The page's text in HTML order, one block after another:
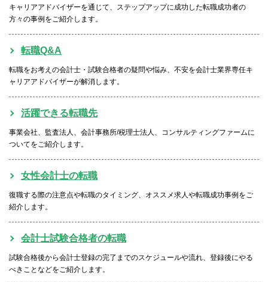
キャリアアドバイザーを通じて、ステップアップに成功した転職成功者の
方々の事例をご紹介します。
転職Q&A
転職をお考えの会計士・試験合格者の疑問や悩み、不安を会計士業界専任キ
ャリアアドバイザーが解消します。
活躍できる転職先
事業会社、監査法人、会計事務所/税理士法人、コンサルティングファームに
ついてをご紹介します。
女性会計士の転職
復職する際の注意点や転職のタイミング、オススメ求人や転職成功事例をご
紹介します。
会計士試験合格者の転職
試験合格後から会計士登録の完了までのスケジュールや流れ、登録後にやる
べきことなどをご紹介します。